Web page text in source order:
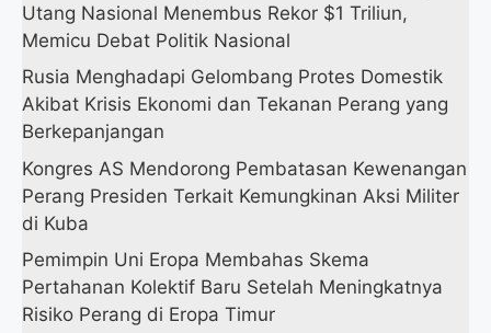
Utang Nasional Menembus Rekor $1 Triliun,
Memicu Debat Politik Nasional
Rusia Menghadapi Gelombang Protes Domestik
Akibat Krisis Ekonomi dan Tekanan Perang yang
Berkepanjangan
Kongres AS Mendorong Pembatasan Kewenangan
Perang Presiden Terkait Kemungkinan Aksi Militer
di Kuba
Pemimpin Uni Eropa Membahas Skema
Pertahanan Kolektif Baru Setelah Meningkatnya
Risiko Perang di Eropa Timur